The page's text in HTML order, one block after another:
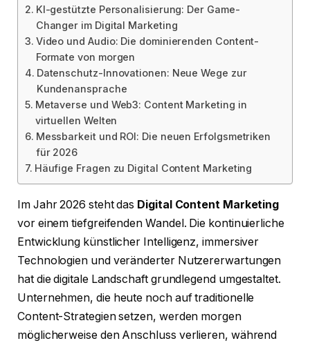
KI-gestützte Personalisierung: Der Game-
Changer im Digital Marketing
Video und Audio: Die dominierenden Content-
Formate von morgen
Datenschutz-Innovationen: Neue Wege zur
Kundenansprache
Metaverse und Web3: Content Marketing in
virtuellen Welten
Messbarkeit und ROI: Die neuen Erfolgsmetriken
für 2026
Häufige Fragen zu Digital Content Marketing
Im Jahr 2026 steht das Digital Content Marketing
vor einem tiefgreifenden Wandel. Die kontinuierliche
Entwicklung künstlicher Intelligenz, immersiver
Technologien und veränderter Nutzererwartungen
hat die digitale Landschaft grundlegend umgestaltet.
Unternehmen, die heute noch auf traditionelle
Content-Strategien setzen, werden morgen
möglicherweise den Anschluss verlieren, während